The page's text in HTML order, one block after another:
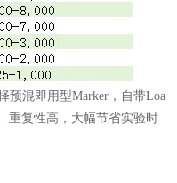
预混即用型Marker，自带Loa
重复性高，大幅节省实验时